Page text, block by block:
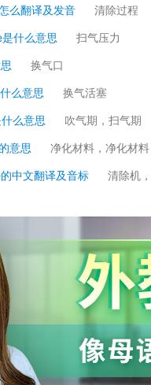
么翻译及发音 清除过程
什么意思 扫气压力
换气口
么意思 换气活塞
么意思 吹气期，扫气期
意思 净化材料，净化材料
中文翻译及音标 清除机